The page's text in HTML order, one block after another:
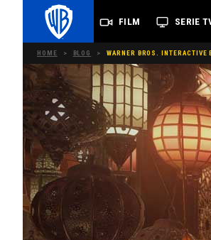
FILM SERIE
HOME > BLOG > WARNER BROS.